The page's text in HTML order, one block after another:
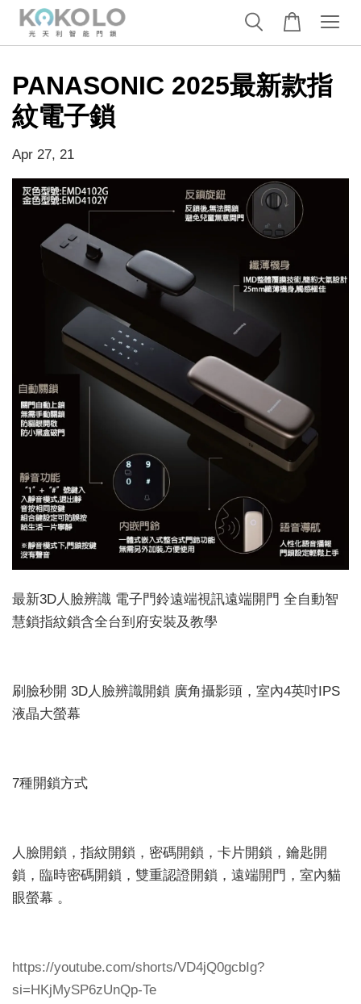
PANASONIC 2025最新款指
紋電子鎖
Apr 27, 21
最新3D人臉辨識 電子門鈴遠端視訊遠端開門 全自動智
慧鎖指紋鎖含全台到府安裝及教學
刷臉秒開 3D人臉辨識開鎖 廣角攝影頭，室內4英吋IPS
液晶大螢幕
7種開鎖方式
人臉開鎖，指紋開鎖，密碼開鎖，卡片開鎖，鑰匙開
鎖，臨時密碼開鎖，雙重認證開鎖，遠端開門，室內貓
眼螢幕 。
https://youtube.com/shorts/VD4jQ0gcbIg?
si=HKjMySP6zUnQp-Te